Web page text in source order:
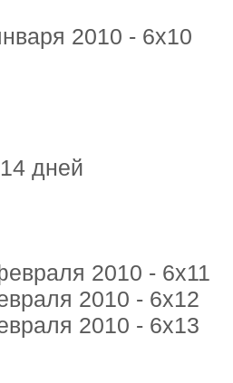
2010 - 6x10
дней
2010 - 6x11
2010 - 6x12
2010 - 6x13